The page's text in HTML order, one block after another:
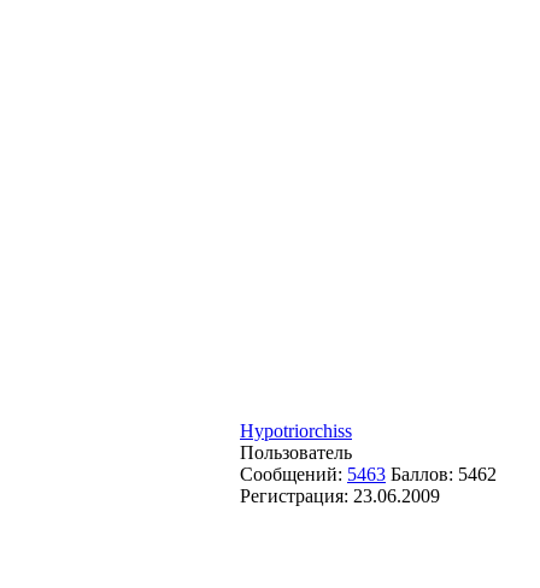
Hypotriorchiss
Пользователь
Сообщений: 5463 Баллов: 5462
Регистрация: 23.06.2009